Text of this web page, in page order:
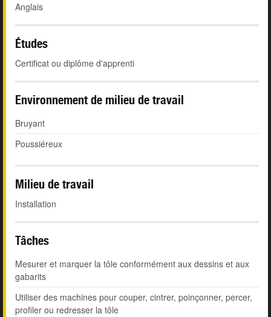
Anglais
Études
Certificat ou diplôme d'apprenti
Environnement de milieu de travail
Bruyant
Poussiéreux
Milieu de travail
Installation
Tâches
Mesurer et marquer la tôle conformément aux dessins et aux
gabarits
Utiliser des machines pour couper, cintrer, poinçonner, percer,
profiler ou redresser la tôle